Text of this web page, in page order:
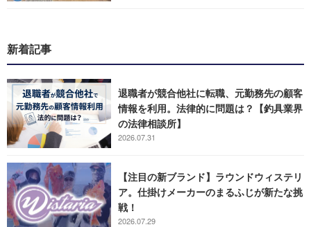
新着記事
退職者が競合他社に転職、元勤務先の顧客
情報を利用。法律的に問題は？【釣具業界
の法律相談所】
2026.07.31
【注目の新ブランド】ラウンドウィステリ
ア。仕掛けメーカーのまるふじが新たな挑
戦！
2026.07.29